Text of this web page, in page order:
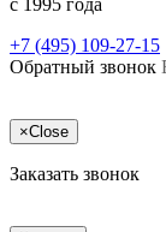
c 1995 года
+7 (495) 109-27-15
Обратный звонок
×Close
Заказать звонок